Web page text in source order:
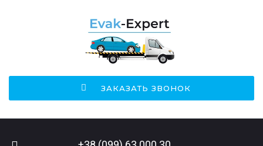
ЗАКАЗАТЬ ЗВОНОК
ПОИСК НА САЙТЕ